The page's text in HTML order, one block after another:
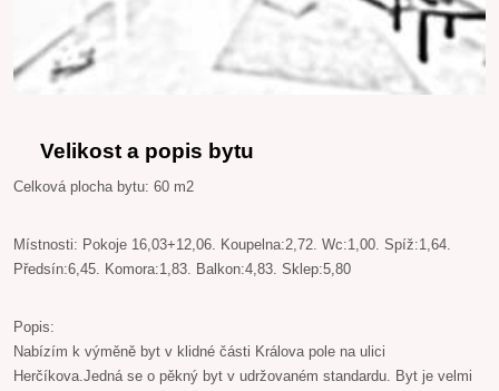
Velikost a popis bytu
Celková plocha bytu: 60 m2
Místnosti: Pokoje 16,03+12,06. Koupelna:2,72. Wc:1,00. Spíž:1,64.
Předsín:6,45. Komora:1,83. Balkon:4,83. Sklep:5,80
Popis:
Nabízím k výměně byt v klidné části Králova pole na ulici
Herčíkova.Jedná se o pěkný byt v udržovaném standardu. Byt je velmi